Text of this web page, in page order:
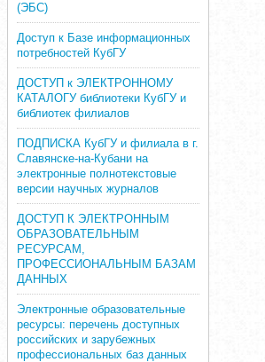
(ЭБС)
Доступ к Базе информационных
потребностей КубГУ
ДОСТУП к ЭЛЕКТРОННОМУ
КАТАЛОГУ библиотеки КубГУ и
библиотек филиалов
ПОДПИСКА КубГУ и филиала в г.
Славянске-на-Кубани на
электронные полнотекстовые
версии научных журналов
ДОСТУП К ЭЛЕКТРОННЫМ
ОБРАЗОВАТЕЛЬНЫМ
РЕСУРСАМ,
ПРОФЕССИОНАЛЬНЫМ БАЗАМ
ДАННЫХ
Электронные образовательные
ресурсы: перечень доступных
российских и зарубежных
профессиональных баз данных